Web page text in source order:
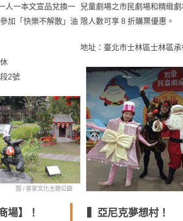
人一本文宣品兌換一
加「快樂不解散」油
2號
圖 / 客家文化主題公園
兒童劇場之市民劇場和精緻
限人數可享 8 折購票優惠。
地址：臺北市士林區士林區
場】！ ▍亞尼克夢想村！